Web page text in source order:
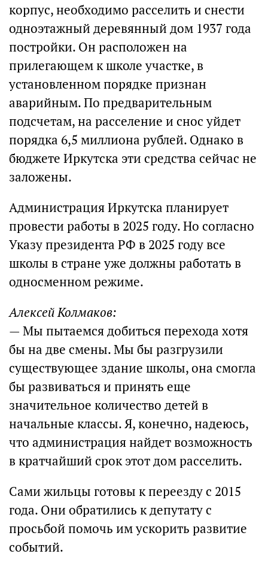
корпус, необходимо расселить и снести
одноэтажный деревянный дом 1937 года
постройки. Он расположен на
прилегающем к школе участке, в
установленном порядке признан
аварийным. По предварительным
подсчетам, на расселение и снос уйдет
порядка 6,5 миллиона рублей. Однако в
бюджете Иркутска эти средства сейчас не
заложены.
Администрация Иркутска планирует
провести работы в 2025 году. Но согласно
Указу президента РФ в 2025 году все
школы в стране уже должны работать в
односменном режиме.
Алексей Колмаков:
— Мы пытаемся добиться перехода хотя
бы на две смены. Мы бы разгрузили
существующее здание школы, она смогла
бы развиваться и принять еще
значительное количество детей в
начальные классы. Я, конечно, надеюсь,
что администрация найдет возможность
в кратчайший срок этот дом расселить.
Сами жильцы готовы к переезду с 2015
года. Они обратились к депутату с
просьбой помочь им ускорить развитие
событий.